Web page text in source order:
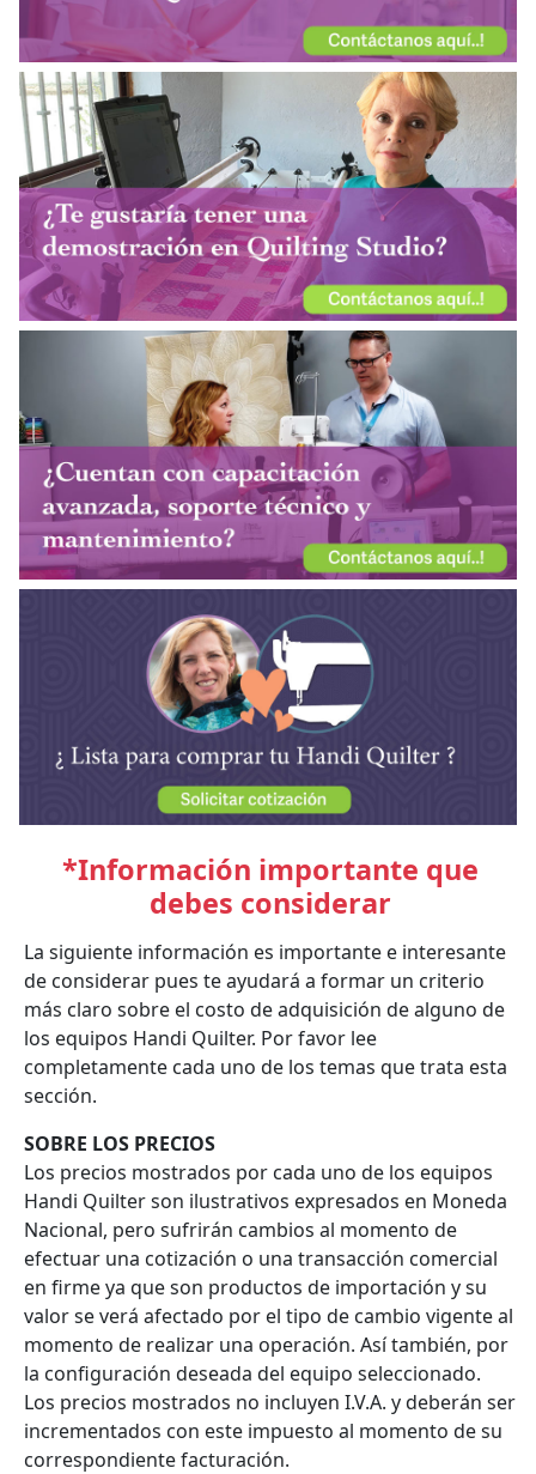
*Información importante que
debes considerar
La siguiente información es importante e interesante
de considerar pues te ayudará a formar un criterio
más claro sobre el costo de adquisición de alguno de
los equipos Handi Quilter. Por favor lee
completamente cada uno de los temas que trata esta
sección.
SOBRE LOS PRECIOS
Los precios mostrados por cada uno de los equipos
Handi Quilter son ilustrativos expresados en Moneda
Nacional, pero sufrirán cambios al momento de
efectuar una cotización o una transacción comercial
en firme ya que son productos de importación y su
valor se verá afectado por el tipo de cambio vigente al
momento de realizar una operación. Así también, por
la configuración deseada del equipo seleccionado.
Los precios mostrados no incluyen I.V.A. y deberán ser
incrementados con este impuesto al momento de su
correspondiente facturación.